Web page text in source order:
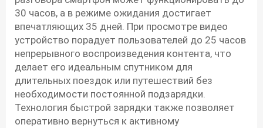
30 часов, а в режиме ожидания достигает
впечатляющих 35 дней. При просмотре видео
устройство порадует пользователей до 25 часов
непрерывного воспроизведения контента, что
делает его идеальным спутником для
длительных поездок или путешествий без
необходимости постоянной подзарядки.
Технология быстрой зарядки также позволяет
оперативно вернуться к активному